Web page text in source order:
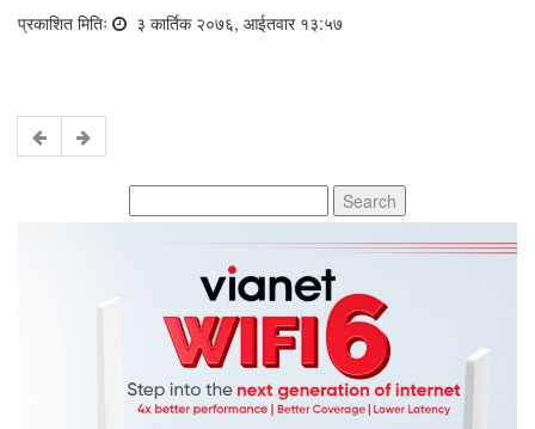
प्रकाशित मितिः ३ कार्तिक २०७६, आईतवार १३:५७
for: